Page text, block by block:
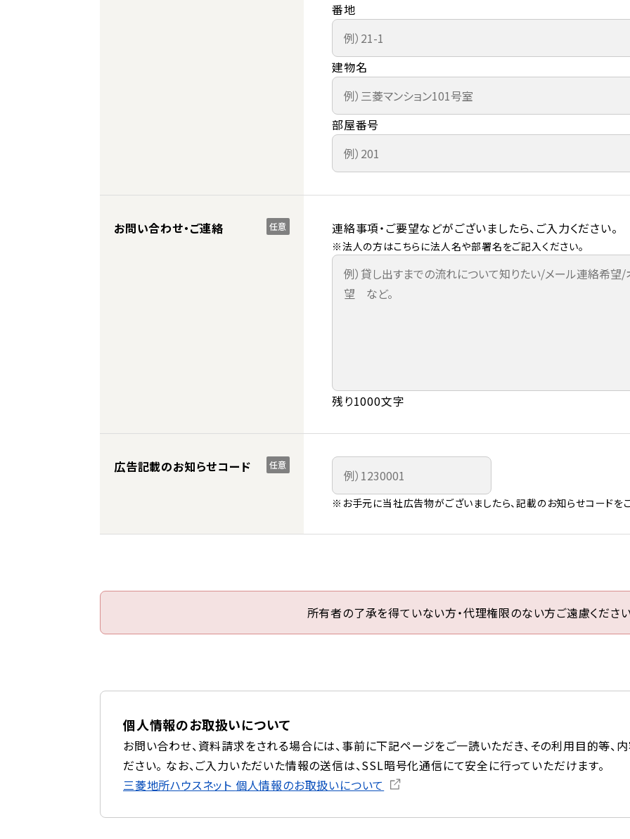
番地
建物名
部屋番号
お問い合わせ・ご連絡 任意 連絡事項・ご要望などがございましたら、ご入力ください。
※法人の方はこちらに法人名や部署名をご記入ください。
残り1000文字
広告記載のお知らせコード 任意
※お手元に当社広告物がございましたら、記載のお知らせコードを
所有者の了承を得ていない方・代理権限のない方ご遠慮くださ
個人情報のお取扱いについて
お問い合わせ、資料請求をされる場合には、事前に下記ページをご一読いただき、その利用目的等、
ださい。 なお、ご入力いただいた情報の送信は、SSL暗号化通信にて安全に行っていただけます。
三菱地所ハウスネット 個人情報のお取扱いについて